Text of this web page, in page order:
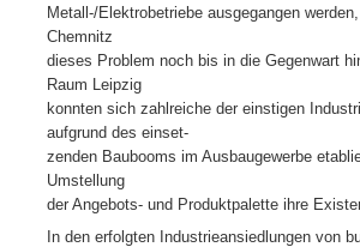
Metall-/Elektrobetriebe ausgegangen
Chemnitz
dieses Problem noch bis in die Gegenwart
Raum Leipzig
konnten sich zahlreiche der einstigen
aufgrund des einset-
zenden Baubooms im Ausbaugewerbe
Umstellung
der Angebots- und Produktpalette ihre
In den erfolgten Industrieansiedlungen von